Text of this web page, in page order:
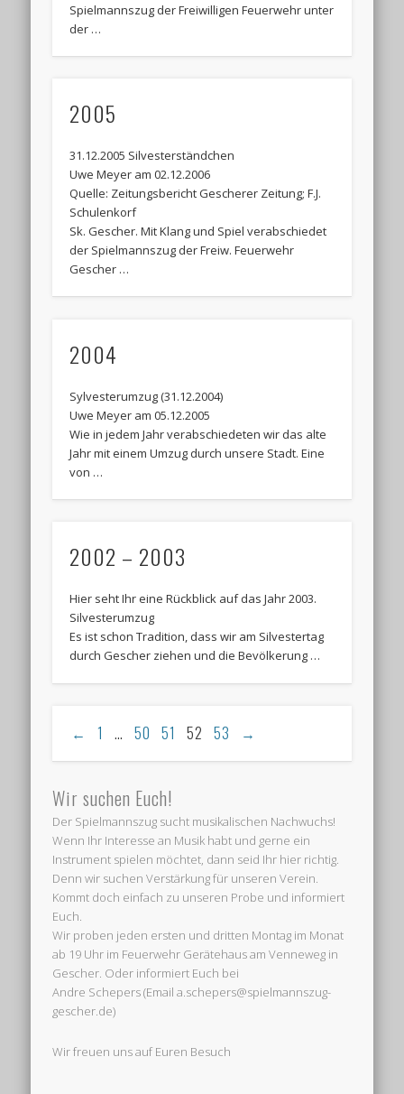
Spielmannszug der Freiwilligen Feuerwehr unter
der …
2005
31.12.2005 Silvesterständchen
Uwe Meyer am 02.12.2006
Quelle: Zeitungsbericht Gescherer Zeitung; F.J.
Schulenkorf
Sk. Gescher. Mit Klang und Spiel verabschiedet
der Spielmannszug der Freiw. Feuerwehr
Gescher …
2004
Sylvesterumzug (31.12.2004)
Uwe Meyer am 05.12.2005
Wie in jedem Jahr verabschiedeten wir das alte
Jahr mit einem Umzug durch unsere Stadt. Eine
von …
2002 – 2003
Hier seht Ihr eine Rückblick auf das Jahr 2003.
Silvesterumzug
Es ist schon Tradition, dass wir am Silvestertag
durch Gescher ziehen und die Bevölkerung …
← 1 … 50 51 52 53 →
Wir suchen Euch!
Der Spielmannszug sucht musikalischen Nachwuchs!
Wenn Ihr Interesse an Musik habt und gerne ein
Instrument spielen möchtet, dann seid Ihr hier richtig.
Denn wir suchen Verstärkung für unseren Verein.
Kommt doch einfach zu unseren Probe und informiert
Euch.
Wir proben jeden ersten und dritten Montag im Monat
ab 19 Uhr im Feuerwehr Gerätehaus am Venneweg in
Gescher. Oder informiert Euch bei
Andre Schepers (Email a.schepers@spielmannszug-
gescher.de)
Wir freuen uns auf Euren Besuch